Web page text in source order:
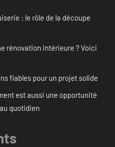
: le rôle de la découpe
rénovation intérieure ? Voici
fiables pour un projet solide
est aussi une opportunité
quotidien